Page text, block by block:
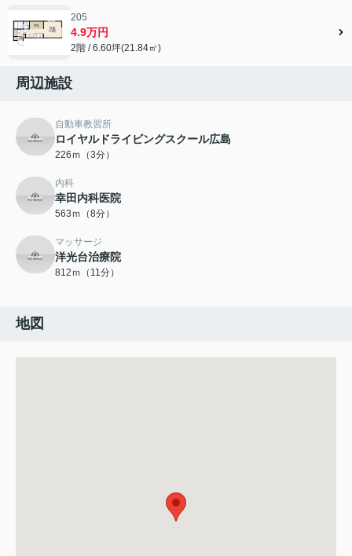
205
4.9万円
2階 / 6.60坪(21.84㎡)
周辺施設
自動車教習所
ロイヤルドライビングスクール広島
226ｍ（3分）
内科
幸田内科医院
563ｍ（8分）
マッサージ
洋光台治療院
812ｍ（11分）
地図